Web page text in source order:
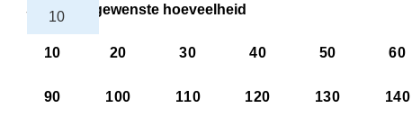
Selecteer gewenste hoeveelheid
10 20 30 40 50 60
90 100 110 120 130 140